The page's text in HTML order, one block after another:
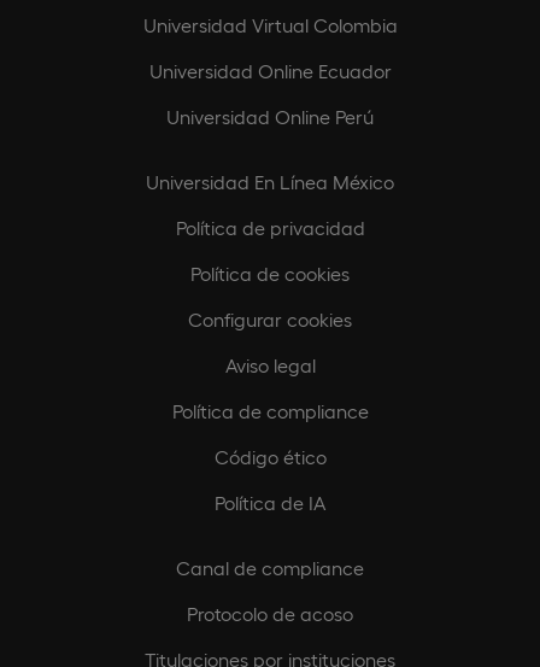
Universidad Virtual Colombia
Universidad Online Ecuador
Universidad Online Perú
Universidad En Línea México
Política de privacidad
Política de cookies
Configurar cookies
Aviso legal
Política de compliance
Código ético
Política de IA
Canal de compliance
Protocolo de acoso
Titulaciones por instituciones